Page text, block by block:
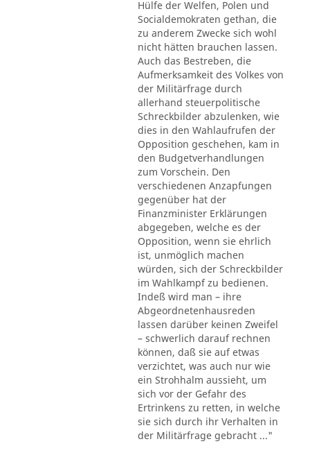
Hülfe der Welfen, Polen und
Socialdemokraten gethan, die
zu anderem Zwecke sich wohl
nicht hätten brauchen lassen.
Auch das Bestreben, die
Aufmerksamkeit des Volkes von
der Militärfrage durch
allerhand steuerpolitische
Schreckbilder abzulenken, wie
dies in den Wahlaufrufen der
Opposition geschehen, kam in
den Budgetverhandlungen
zum Vorschein. Den
verschiedenen Anzapfungen
gegenüber hat der
Finanzminister Erklärungen
abgegeben, welche es der
Opposition, wenn sie ehrlich
ist, unmöglich machen
würden, sich der Schreckbilder
im Wahlkampf zu bedienen.
Indeß wird man – ihre
Abgeordnetenhausreden
lassen darüber keinen Zweifel
– schwerlich darauf rechnen
können, daß sie auf etwas
verzichtet, was auch nur wie
ein Strohhalm aussieht, um
sich vor der Gefahr des
Ertrinkens zu retten, in welche
sie sich durch ihr Verhalten in
der Militärfrage gebracht ..."